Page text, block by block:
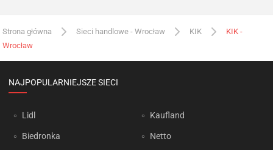
Strona główna Sieci handlowe - Wrocław KIK
KIK -
Wrocław
NAJPOPULARNIEJSZE SIECI
Lidl
Biedronka
Kaufland
Netto